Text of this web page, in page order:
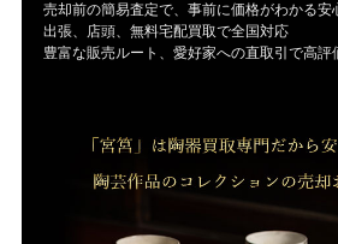
売却前の簡易査定で、事前に価格がわかる安
出張、店頭、無料宅配買取で全国対応
豊富な販売ルート、愛好家への直取引で高評